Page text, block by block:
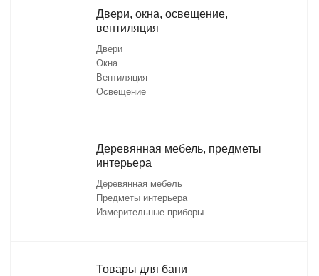
Двери, окна, освещение,
вентиляция
Двери
Окна
Вентиляция
Освещение
Деревянная мебель, предметы
интерьера
Деревянная мебель
Предметы интерьера
Измерительные приборы
Товары для бани